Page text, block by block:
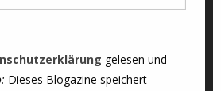
gelesen und
Dieses Blogazine speichert